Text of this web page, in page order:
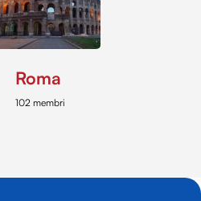
Roma
102 membri